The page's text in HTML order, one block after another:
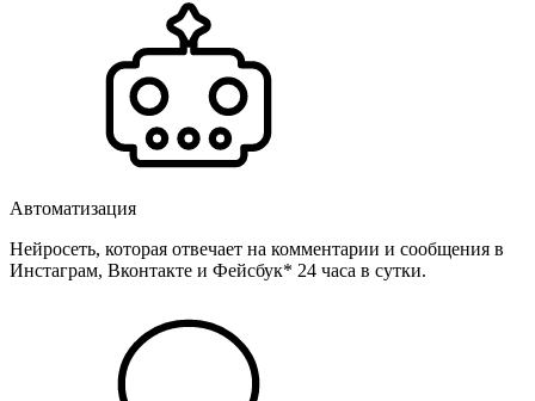
Автоматизация
Нейросеть, которая отвечает на комментарии и сообщения в
Инстаграм, Вконтакте и Фейсбук* 24 часа в сутки.